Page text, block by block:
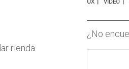
rienda
UX VIDEO
¿No